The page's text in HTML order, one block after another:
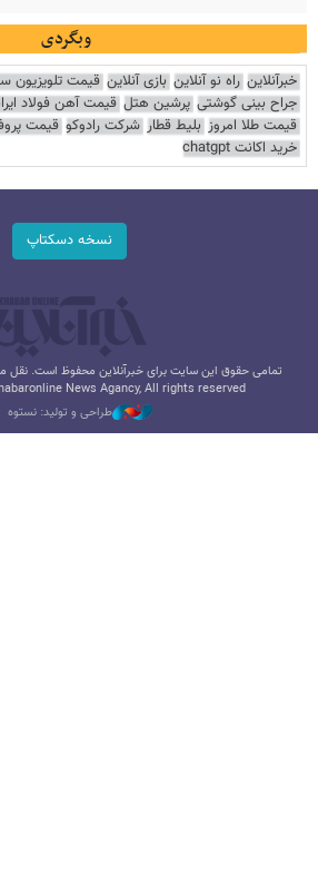
وبگردی
خبرآنلاین راه نو آنلاین بازی آنلاین قیمت تلویزیون
جراح بینی گوشتی پرشین هتل قیمت آهن فولاد
قیمت طلا امروز بلیط قطار شرکت رادوکو قیمت
خرید اکانت chatgpt
نسخه دسکتاپ
تمامی حقوق این سایت برای خبرآنلاین محفوظ است. نقل
News Agancy, All rights reserved
طراحی و تولید: نستوه